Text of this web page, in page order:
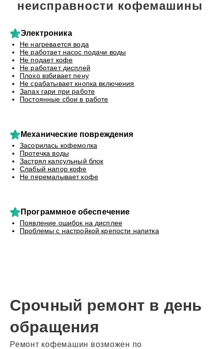
неисправности кофемашины
Электроника
Не нагревается вода
Не работает насос подачи воды
Не подает кофе
Не работает дисплей
Плохо взбивает пену
Не срабатывает кнопка включения
Запах гари при работе
Постоянные сбои в работе
Механические повреждения
Засорилась кофемолка
Протечка воды
Застрял капсульный блок
Слабый напор кофе
Не перемалывает кофе
Программное обеспечение
Появление ошибок на дисплее
Проблемы с настройкой крепости напитка
Срочный ремонт в день
обращения
Ремонт кофемашин возможен по